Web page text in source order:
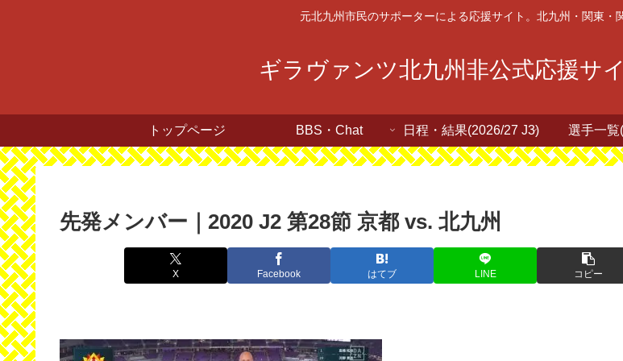
元北九州市民のサポーターによる応援サイト。北九州・関東・
ギラヴァンツ北九州非公式応援サ
トップページ BBS・Chat 日程・結果(2026/27 J3) 選手一覧
先発メンバー｜2020 J2 第28節 京都 vs. 北九州
X Facebook はてブ LINE コピー